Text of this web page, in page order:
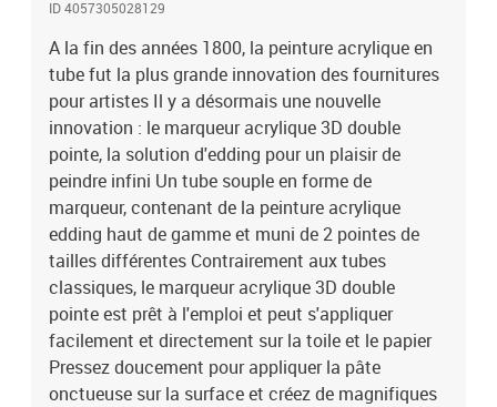
edding ou les bombes de peinture permanente edding 5200 car le
large éventail de couleurs va à merveille avec ces deux gammes de
produits On peut bien sûr l'appliquer avec un pinceau pour la
mélanger, dans n'importe quelle couleur, à d'autres tons Ranger à
température ambiante (de 5 à 30 °C) Produit de marque haut de
gamme Produit fabriqué en Allemagne
ID 4057305028129
A la fin des années 1800, la peinture acrylique en
tube fut la plus grande innovation des fournitures
pour artistes Il y a désormais une nouvelle
innovation : le marqueur acrylique 3D double
pointe, la solution d'edding pour un plaisir de
peindre infini Un tube souple en forme de
marqueur, contenant de la peinture acrylique
edding haut de gamme et muni de 2 pointes de
tailles différentes Contrairement aux tubes
classiques, le marqueur acrylique 3D double
pointe est prêt à l'emploi et peut s'appliquer
facilement et directement sur la toile et le papier
Pressez doucement pour appliquer la pâte
onctueuse sur la surface et créez de magnifiques